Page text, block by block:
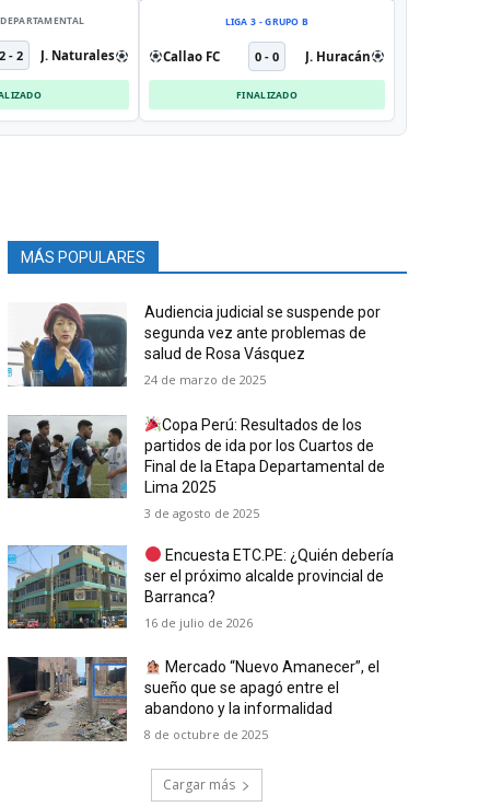
2 - 2 J. Naturales
LIGA 3 - GRUPO B
Callao FC 0 - 0 J. Huracán
FINALIZADO
MÁS POPULARES
Audiencia judicial se suspende por
segunda vez ante problemas de
salud de Rosa Vásquez
24 de marzo de 2025
Copa Perú: Resultados de los
partidos de ida por los Cuartos de
Final de la Etapa Departamental de
Lima 2025
3 de agosto de 2025
Encuesta ETC.PE: ¿Quién debería
ser el próximo alcalde provincial de
Barranca?
16 de julio de 2026
Mercado “Nuevo Amanecer”, el
sueño que se apagó entre el
abandono y la informalidad
8 de octubre de 2025
Cargar más